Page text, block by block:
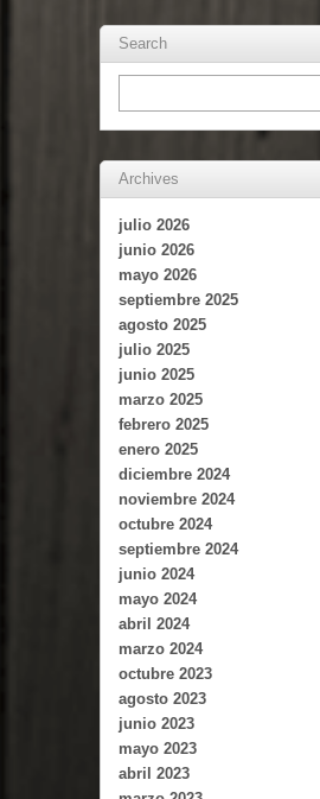
Search
Archives
julio 2026
junio 2026
mayo 2026
septiembre 2025
agosto 2025
julio 2025
junio 2025
marzo 2025
febrero 2025
enero 2025
diciembre 2024
noviembre 2024
octubre 2024
septiembre 2024
junio 2024
mayo 2024
abril 2024
marzo 2024
octubre 2023
agosto 2023
junio 2023
mayo 2023
abril 2023